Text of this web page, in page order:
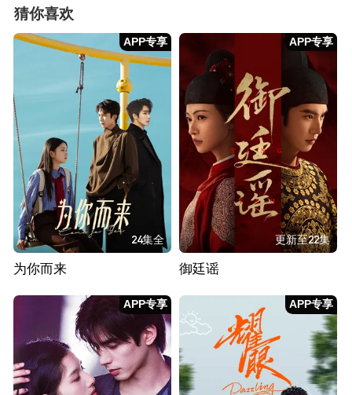
猜你喜欢
APP专享
24集全
为你而来
APP专享
更新至22集
御廷谣
APP专享 APP专享